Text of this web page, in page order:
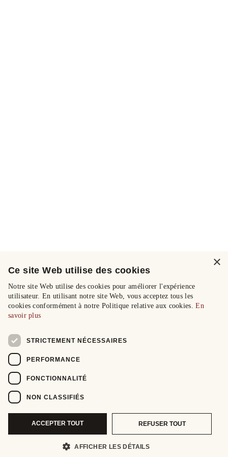
×
Ce site Web utilise des cookies
Notre site Web utilise des cookies pour améliorer l'expérience
utilisateur. En utilisant notre site Web, vous acceptez tous les
cookies conformément à notre Politique relative aux cookies.En
savoir plus
STRICTEMENT NÉCESSAIRES
PERFORMANCE
FONCTIONNALITÉ
NON CLASSIFIÉS
ACCEPTER TOUT REFUSER TOUT
AFFICHER LES DÉTAILS